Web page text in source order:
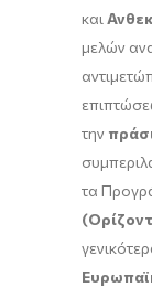
και
μελών
την
τα